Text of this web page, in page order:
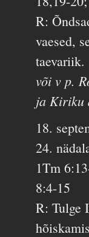
R:
vaesed,
taevariik.
või v p.
ja Kiriku
18.
24.
1Tm
8:4-15
R: Tulge